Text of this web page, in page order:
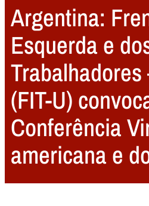
Argentina:
Esquerda e
(FIT-U)
Conferência
americana e